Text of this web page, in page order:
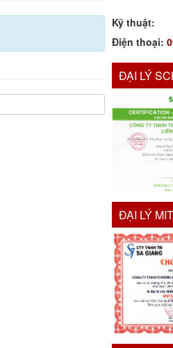
Kỹ
Điện thoại:
ĐẠI LÝ
ĐẠI LÝ